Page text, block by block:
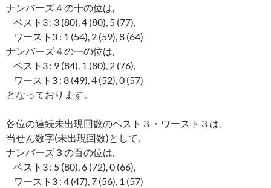
ナンバーズ４の十の位は,
ベスト3 : 3 (80), 4 (80), 5 (77),
ワースト3 : 1 (54), 2 (59), 8 (64)
ナンバーズ４の一の位は,
ベスト3 : 9 (84), 1 (80), 2 (76),
ワースト3 : 8 (49), 4 (52), 0 (57)
となっております。
各位の連続未出現回数のベスト３・ワースト３は,
当せん数字(未出現回数)として,
ナンバーズ３の百の位は,
ベスト3 : 5 (80), 6 (72), 0 (66),
ワースト3 : 4 (47), 7 (56), 1 (57)